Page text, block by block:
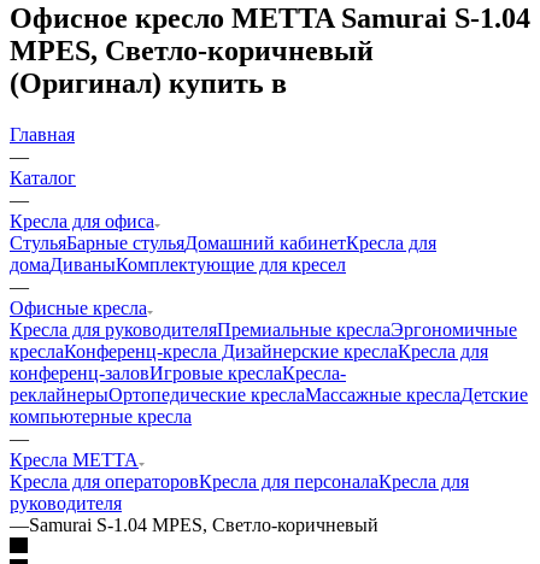
Офисное кресло METTA Samurai S-1.04
MPES, Светло-коричневый
(Оригинал) купить в
Главная
—
Каталог
—
Кресла для офиса
СтульяБарные стульяДомашний кабинетКресла для
домаДиваныКомплектующие для кресел
—
Офисные кресла
Кресла для руководителяПремиальные креслаЭргономичные
креслаКонференц-кресла Дизайнерские креслаКресла для
конференц-заловИгровые креслаКресла-
реклайнерыОртопедические креслаМассажные креслаДетские
компьютерные кресла
—
Кресла METTA
Кресла для операторовКресла для персоналаКресла для
руководителя
—Samurai S-1.04 MPES, Светло-коричневый